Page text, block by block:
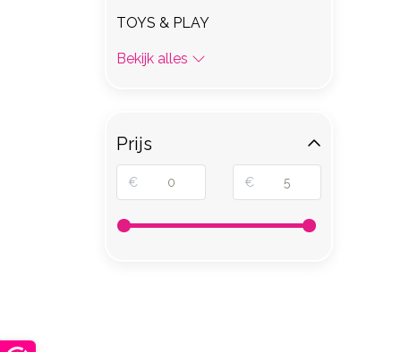
TOYS & PLAY
Bekijk alles
Prijs
€ €